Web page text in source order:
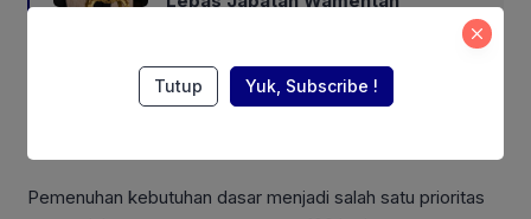
Selain Bansos, Pemprov DKI juga menyerahkan alat bantu
fisik sebanyak 10 unit kursi roda anak, 10 unit kursi roda
Pemenuhan kebutuhan dasar menjadi salah satu prioritas
Tutup Yuk, Subscribe !